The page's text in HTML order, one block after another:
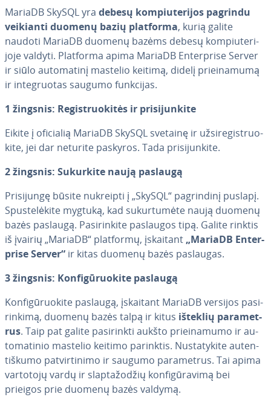
MariaDB SkySQL yra debesų kom­piu­te­ri­jos pagrindu
veikianti duomenų bazių platforma, kurią galite
naudoti MariaDB duomenų bazėms debesų kom­piu­te­ri­
jo­je valdyti. Platforma apima MariaDB En­ter­pri­se Server
ir siūlo au­to­ma­ti­nį mastelio keitimą, didelį pri­ei­na­mu­mą
ir in­te­gruo­tas saugumo funkcijas.
1 žingsnis: Re­gist­ruo­ki­tės ir pri­si­jun­ki­te
Eikite į oficialią MariaDB SkySQL svetainę ir už­si­re­gist­ruo­
ki­te, jei dar neturite paskyros. Tada pri­si­jun­ki­te.
2 žingsnis: Sukurkite naują paslaugą
Pri­si­jun­gę būsite nukreipti į „SkySQL“ pag­rin­di­nį puslapį.
Spus­te­lė­ki­te mygtuką, kad su­kur­tu­mė­te naują duomenų
bazės paslaugą. Pa­si­rin­ki­te paslaugos tipą. Galite rinktis
iš įvairių „MariaDB“ platformų, įskaitant „MariaDB En­ter­
pri­se Server“ ir kitas duomenų bazės paslaugas.
3 žingsnis: Kon­fi­gū­ruo­ki­te paslaugą
Kon­fi­gū­ruo­ki­te paslaugą, įskaitant MariaDB versijos pa­si­
rin­ki­mą, duomenų bazės talpą ir kitus išteklių pa­ra­met­
rus. Taip pat galite pa­si­rink­ti aukšto pri­ei­na­mu­mo ir au­
to­ma­ti­nio mastelio keitimo parinktis. Nu­sta­ty­ki­te au­ten­
tiš­ku­mo pa­tvir­ti­ni­mo ir saugumo pa­ra­met­rus. Tai apima
vartotojų vardų ir slap­ta­žo­džių kon­fi­gū­ra­vi­mą bei
prieigos prie duomenų bazės valdymą.